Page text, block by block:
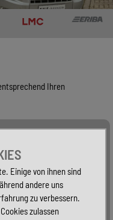
Ihren
Einige von ihnen sind
andere uns
zu verbessern.
zulassen